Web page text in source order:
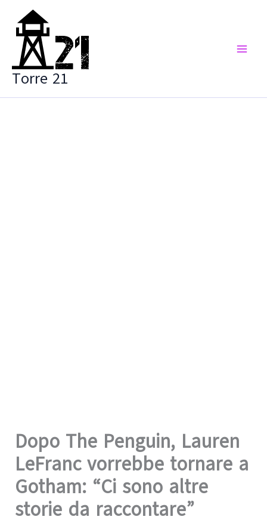
contenuto
Torre 21
Dopo The Penguin, Lauren
LeFranc vorrebbe tornare a
Gotham: “Ci sono altre
storie da raccontare”